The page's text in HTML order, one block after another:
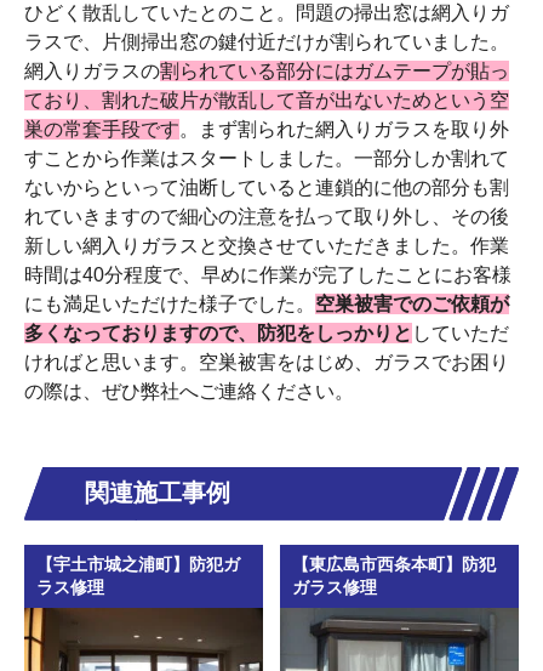
ひどく散乱していたとのこと。問題の掃出窓は網入りガ
ラスで、片側掃出窓の鍵付近だけが割られていました。
網入りガラスの割られている部分にはガムテープが貼っ
ており、割れた破片が散乱して音が出ないためという空
巣の常套手段です。まず割られた網入りガラスを取り外
すことから作業はスタートしました。一部分しか割れて
ないからといって油断していると連鎖的に他の部分も割
れていきますので細心の注意を払って取り外し、その後
新しい網入りガラスと交換させていただきました。作業
時間は40分程度で、早めに作業が完了したことにお客様
にも満足いただけた様子でした。 空巣被害でのご依頼が
多くなっておりますので、防犯をしっかりと していただ
ければと思います。空巣被害をはじめ、ガラスでお困り
の際は、ぜひ弊社へご連絡ください。
関連施工事例
【宇土市城之浦町】防犯ガ
ラス修理
【東広島市西条本町】防犯
ガラス修理